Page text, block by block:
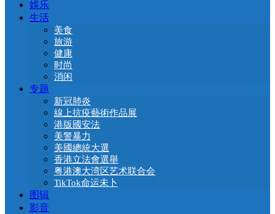
娛乐
生活
美食
旅游
健康
时尚
消闲
专题
新冠肺炎
線上抗疫藝術作品展
港版國安法
美警暴力
美國總統大選
香港立法會選舉
粤港澳大湾区艺术联合会
TikTok命运未卜
图辑
影音